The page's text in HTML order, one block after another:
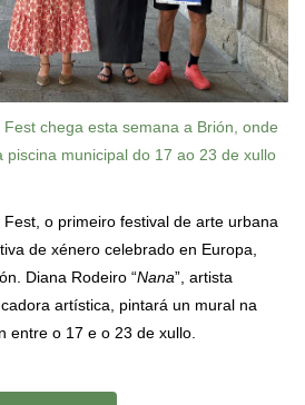
chega esta semana a Brión, onde
piscina municipal do 17 ao 23 de xullo
o primeiro festival de arte urbana
de xénero celebrado en Europa,
Diana Rodeiro “Nana”, artista
artística, pintará un mural na
entre o 17 e o 23 de xullo.